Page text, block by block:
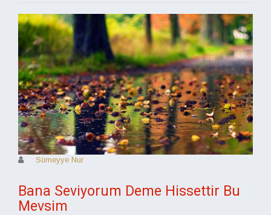
Sümeyye Nur
Bana Seviyorum Deme Hissettir Bu
Mevsim